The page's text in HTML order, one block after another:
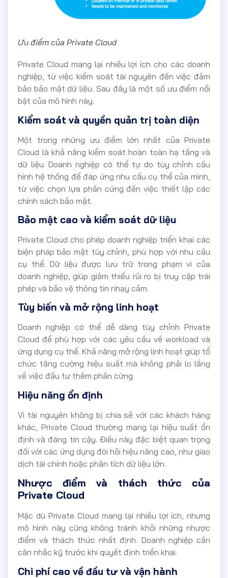
Ưu điểm của Private Cloud
Private Cloud mang lại nhiều lợi ích cho các doanh
nghiệp, từ việc kiểm soát tài nguyên đến việc đảm
bảo bảo mật dữ liệu. Sau đây là một số ưu điểm nổi
bật của mô hình này.
Kiểm soát và quyền quản trị toàn diện
Một trong những ưu điểm lớn nhất của Private
Cloud là khả năng kiểm soát hoàn toàn hạ tầng và
dữ liệu. Doanh nghiệp có thể tự do tùy chỉnh cấu
hình hệ thống để đáp ứng nhu cầu cụ thể của mình,
từ việc chọn lựa phần cứng đến việc thiết lập các
chính sách bảo mật.
Bảo mật cao và kiểm soát dữ liệu
Private Cloud cho phép doanh nghiệp triển khai các
biện pháp bảo mật tùy chỉnh, phù hợp với nhu cầu
cụ thể. Dữ liệu được lưu trữ trong phạm vi của
doanh nghiệp, giúp giảm thiểu rủi ro bị truy cập trái
phép và bảo vệ thông tin nhạy cảm.
Tùy biến và mở rộng linh hoạt
Doanh nghiệp có thể dễ dàng tùy chỉnh Private
Cloud để phù hợp với các yêu cầu về workload và
ứng dụng cụ thể. Khả năng mở rộng linh hoạt giúp tổ
chức tăng cường hiệu suất mà không phải lo lắng
về việc đầu tư thêm phần cứng.
Hiệu năng ổn định
Vì tài nguyên không bị chia sẻ với các khách hàng
khác, Private Cloud thường mang lại hiệu suất ổn
định và đáng tin cậy. Điều này đặc biệt quan trọng
đối với các ứng dụng đòi hỏi hiệu năng cao, như giao
dịch tài chính hoặc phân tích dữ liệu lớn.
Nhược điểm và thách thức của
Private Cloud
Mặc dù Private Cloud mang lại nhiều lợi ích, nhưng
mô hình này cũng không tránh khỏi những nhược
điểm và thách thức nhất định. Doanh nghiệp cần
cân nhắc kỹ trước khi quyết định triển khai.
Chi phí cao về đầu tư và vận hành